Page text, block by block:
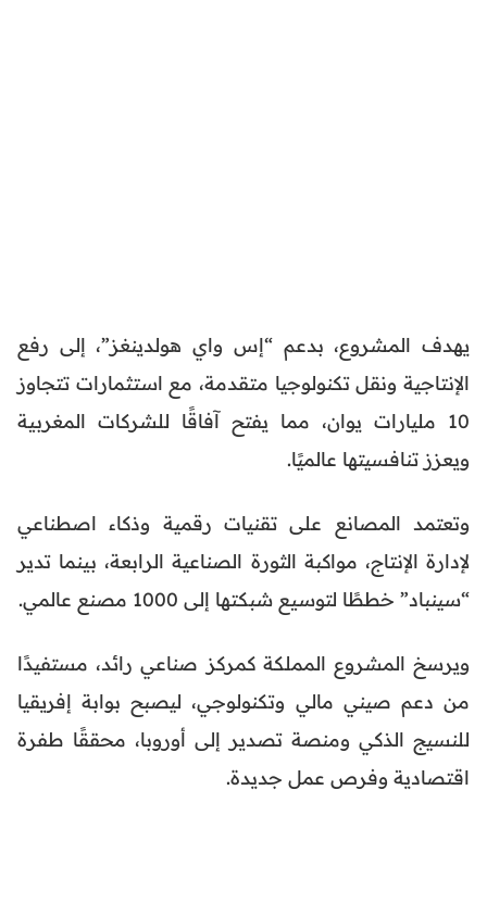
يهدف المشروع، بدعم “إس واي هولدينغز”، إلى رفع
الإنتاجية ونقل تكنولوجيا متقدمة، مع استثمارات تتجاوز
10 مليارات يوان، مما يفتح آفاقًا للشركات المغربية
ويعزز تنافسيتها عالميًا.
وتعتمد المصانع على تقنيات رقمية وذكاء اصطناعي
لإدارة الإنتاج، مواكبة الثورة الصناعية الرابعة، بينما تدير
“سينباد” خططًا لتوسيع شبكتها إلى 1000 مصنع عالمي.
ويرسخ المشروع المملكة كمركز صناعي رائد، مستفيدًا
من دعم صيني مالي وتكنولوجي، ليصبح بوابة إفريقيا
للنسيج الذكي ومنصة تصدير إلى أوروبا، محققًا طفرة
اقتصادية وفرص عمل جديدة.